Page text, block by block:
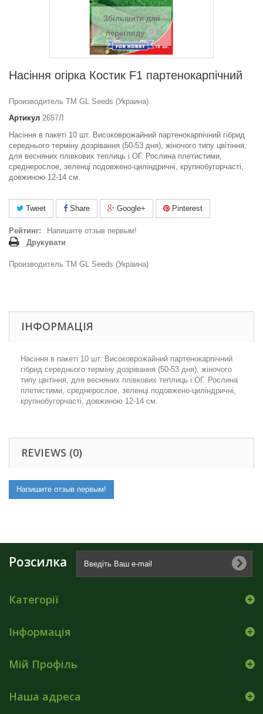
Збільшити для
перегляду
Насіння огірка Костик F1 партенокарпічний
Производитель ТМ GL Seeds (Украина)
Артикул 2657Л
Насіння в пакеті 10 шт. Високоврожайний партенокарпічний гібрид
середнього терміну дозрівання (50-53 дня), жіночого типу цвітіння,
для весняних плівкових теплиць і ОГ. Рослина плетистими,
среднерослое, зеленці подовжено-циліндричні, крупнобугорчасті,
довжиною 12-14 см.
Tweet Share Google+ Pinterest
Рейтинг:
Напишите отзыв первым!
Друкувати
Производитель ТМ GL Seeds (Украина)
ІНФОРМАЦІЯ
Насіння в пакеті 10 шт. Високоврожайний партенокарпічний
гібрид середнього терміну дозрівання (50-53 дня), жіночого
типу цвітіння, для весняних плівкових теплиць і ОГ. Рослина
плетистими, среднерослое, зеленці подовжено-циліндричні,
крупнобугорчасті, довжиною 12-14 см.
REVIEWS (0)
Напишите отзыв первым!
Розсилка
Категорії
Інформація
Мій Профіль
Наша адреса